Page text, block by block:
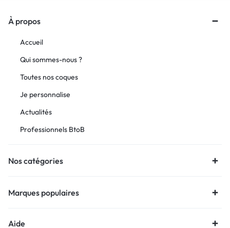
À propos
Accueil
Qui sommes-nous ?
Toutes nos coques
Je personnalise
Actualités
Professionnels BtoB
Nos catégories
Marques populaires
Aide